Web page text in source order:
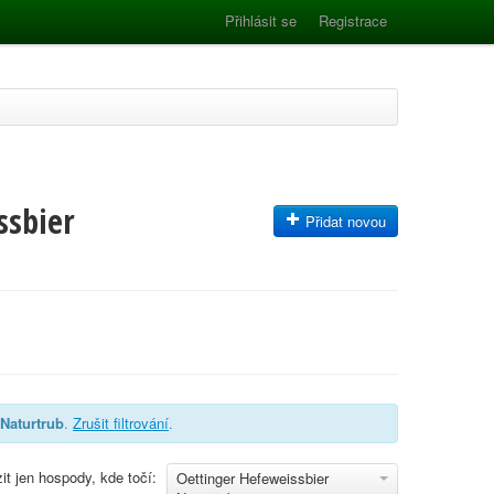
Přihlásit se Registrace
Přidat novou
. Zrušit filtrování.
Oettinger Hefeweissbier
jen hospody, kde točí: